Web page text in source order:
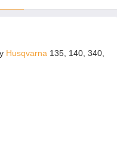
Husqvarna 135, 140, 340,